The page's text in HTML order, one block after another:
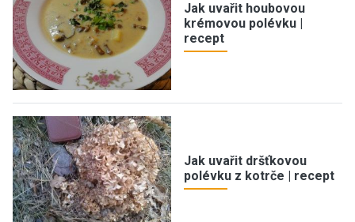
Jak uvařit houbovou
krémovou polévku |
recept
Jak uvařit dršťkovou
polévku z kotrče | recept